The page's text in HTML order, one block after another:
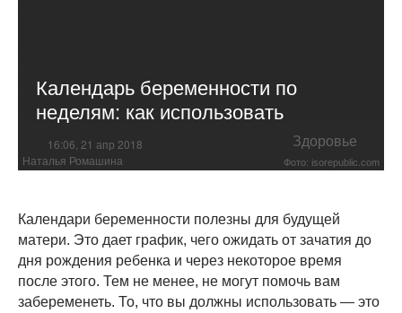
Календарь беременности по
неделям: как использовать
16:06, 21 апр 2018 Здоровье
Наталья Ромашина Фото: isorepublic.com
Календари беременности полезны для будущей
матери. Это дает график, чего ожидать от зачатия до
дня рождения ребенка и через некоторое время
после этого. Тем не менее, не могут помочь вам
забеременеть. То, что вы должны использовать — это